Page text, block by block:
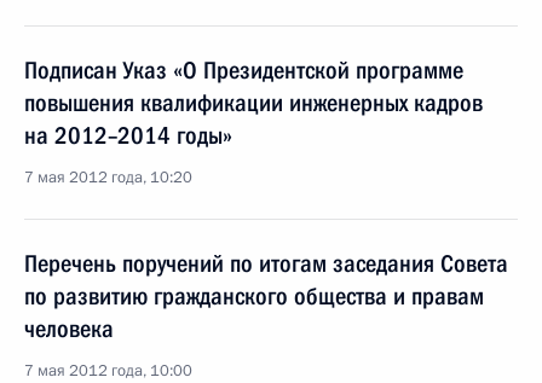
Подписан Указ «О Президентской программе
повышения квалификации инженерных кадров
на 2012–2014 годы»
7 мая 2012 года, 10:20
Перечень поручений по итогам заседания Совета
по развитию гражданского общества и правам
человека
7 мая 2012 года, 10:00